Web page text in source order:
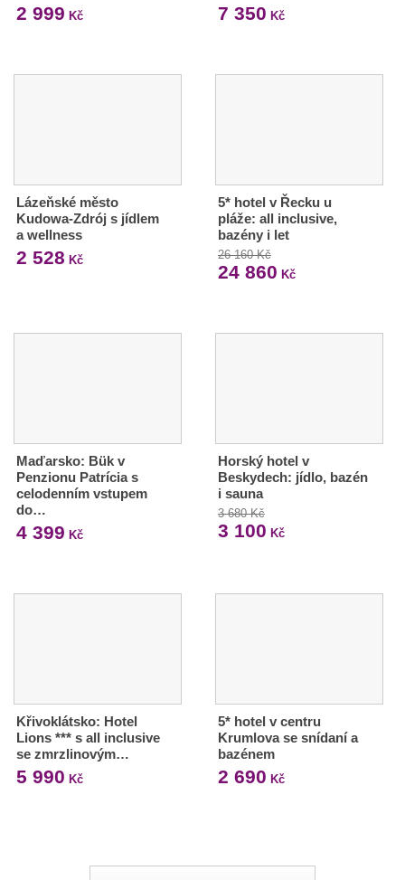
2 999 Kč 7 350 Kč
Lázeňské město
Kudowa-Zdrój s jídlem
a wellness
2 528 Kč
5* hotel v Řecku u
pláže: all inclusive,
bazény i let
26 160 Kč
24 860 Kč
Maďarsko: Bük v
Penzionu Patrícia s
celodenním vstupem
do…
4 399 Kč
Horský hotel v
Beskydech: jídlo, bazén
i sauna
3 680 Kč
3 100 Kč
Křivoklátsko: Hotel
Lions *** s all inclusive
se zmrzlinovým…
5 990 Kč
5* hotel v centru
Krumlova se snídaní a
bazénem
2 690 Kč